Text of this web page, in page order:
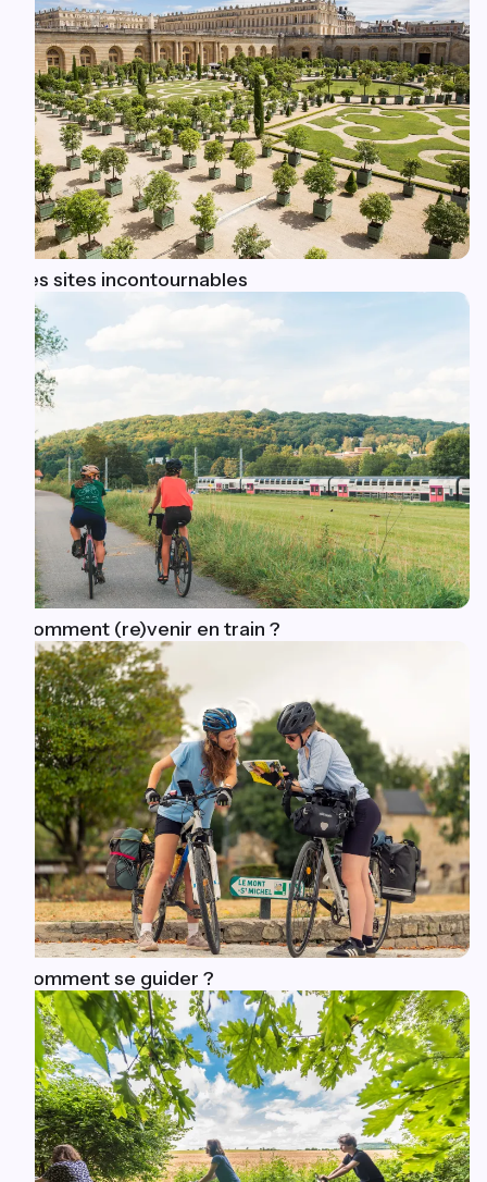
Les sites incontournables
Comment (re)venir en train ?
Comment se guider ?